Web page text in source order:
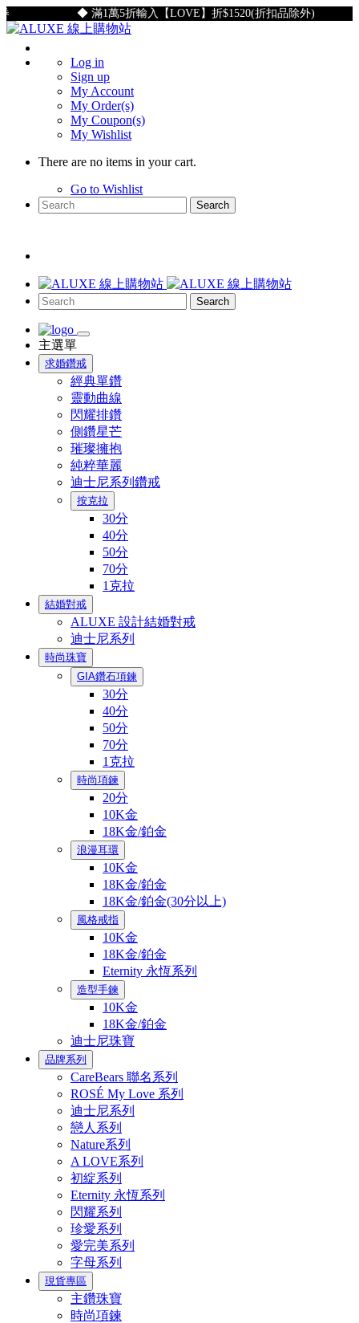
◆ 滿1萬5折輸入【LOVE】折$1520(折扣品除外)
Log in
Sign up
My Account
My Order(s)
My Coupon(s)
My Wishlist
There are no items in your cart.
Go to Wishlist
Search
Search
主選單
求婚鑽戒
經典單鑽
靈動曲線
閃耀排鑽
側鑽星芒
璀璨擁抱
純粹華麗
迪士尼系列鑽戒
按克拉
30分
40分
50分
70分
1克拉
結婚對戒
ALUXE 設計結婚對戒
迪士尼系列
時尚珠寶
GIA鑽石項鍊
30分
40分
50分
70分
1克拉
時尚項鍊
20分
10K金
18K金/鉑金
浪漫耳環
10K金
18K金/鉑金
18K金/鉑金(30分以上)
風格戒指
10K金
18K金/鉑金
Eternity 永恆系列
造型手鍊
10K金
18K金/鉑金
迪士尼珠寶
品牌系列
CareBears 聯名系列
ROSÉ My Love 系列
迪士尼系列
戀人系列
Nature系列
A LOVE系列
初綻系列
Eternity 永恆系列
閃耀系列
珍愛系列
愛完美系列
字母系列
現貨專區
主鑽珠寶
時尚項鍊